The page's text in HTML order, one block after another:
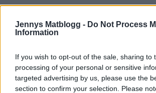
Jennys Matblogg - Do Not Process
Information
If you wish to opt-out of the sale, sharing to
processing of your personal or sensitive
targeted advertising by us, please use the
section to confirm your selection. Please